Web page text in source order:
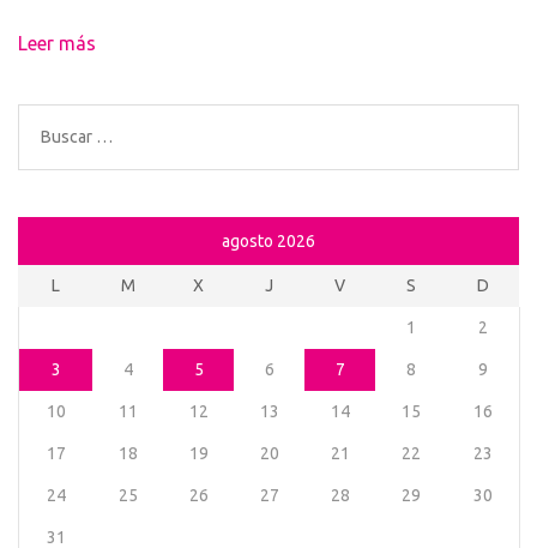
Leer más
Buscar:
agosto 2026
L M X J V S D
1 2
3 4 5 6 7 8 9
10 11 12 13 14 15 16
17 18 19 20 21 22 23
24 25 26 27 28 29 30
31